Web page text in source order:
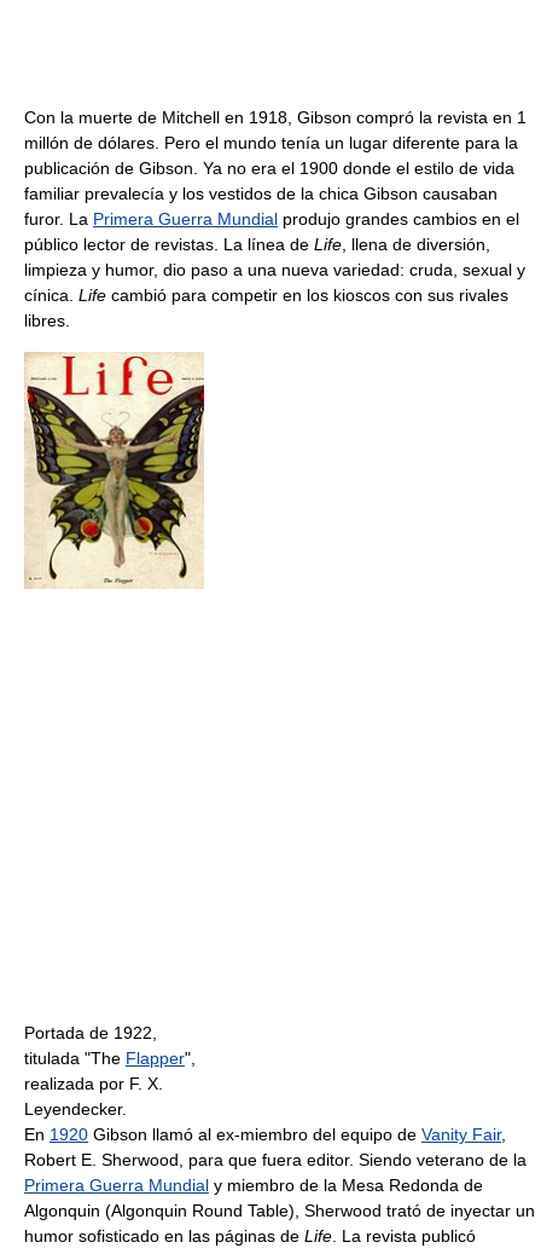
Con la muerte de Mitchell en 1918, Gibson compró la revista en 1
millón de dólares. Pero el mundo tenía un lugar diferente para la
publicación de Gibson. Ya no era el 1900 donde el estilo de vida
familiar prevalecía y los vestidos de la chica Gibson causaban
furor. La Primera Guerra Mundial produjo grandes cambios en el
público lector de revistas. La línea de Life, llena de diversión,
limpieza y humor, dio paso a una nueva variedad: cruda, sexual y
cínica. Life cambió para competir en los kioscos con sus rivales
libres.
Portada de 1922,
titulada "The Flapper",
realizada por F. X.
Leyendecker.
En 1920 Gibson llamó al ex-miembro del equipo de Vanity Fair,
Robert E. Sherwood, para que fuera editor. Siendo veterano de la
Primera Guerra Mundial y miembro de la Mesa Redonda de
Algonquin (Algonquin Round Table), Sherwood trató de inyectar un
humor sofisticado en las páginas de Life . La revista publicó